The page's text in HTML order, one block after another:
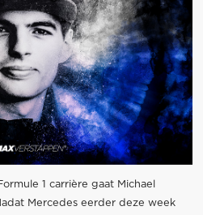
1 carrière gaat Michael
Mercedes eerder deze week